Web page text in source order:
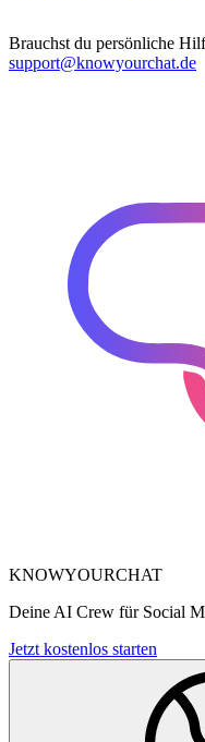
Brauchst du persönliche
support@knowyourchat.de
KNOWYOURCHAT
Deine AI Crew für Social
Jetzt kostenlos starten